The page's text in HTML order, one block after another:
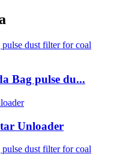
Bag pulse du...
Unloader